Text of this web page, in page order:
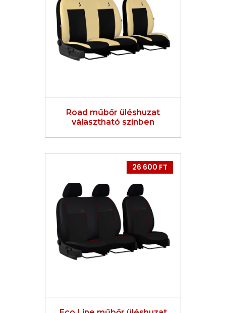
Road műbőr üléshuzat
választható színben
26 600 FT